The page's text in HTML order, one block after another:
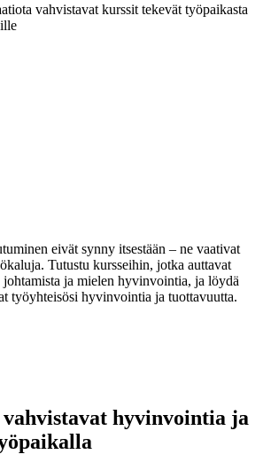
vahvistavat kurssit tekevät työpaikasta
eivät synny itsestään – ne vaativat
Tutustu kursseihin, jotka auttavat
johtamista ja mielen hyvinvointia, ja löydä
työyhteisösi hyvinvointia ja tuottavuutta.
hyvinvointia ja